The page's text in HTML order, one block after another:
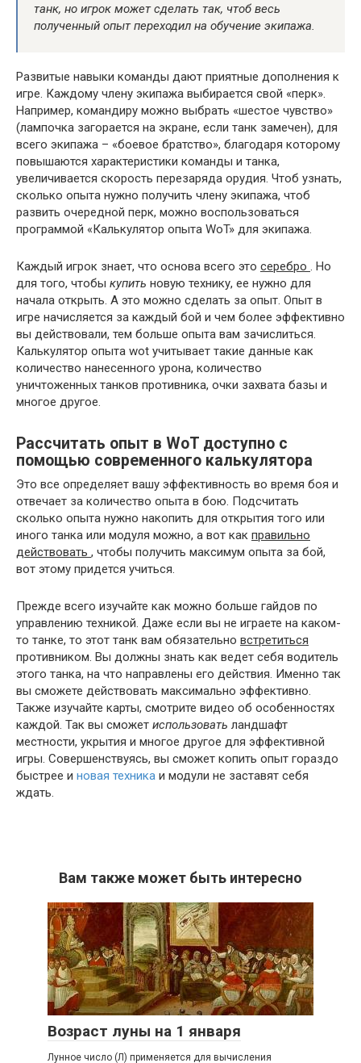
танк, но игрок может сделать так, чтоб весь
полученный опыт переходил на обучение экипажа.
Развитые навыки команды дают приятные дополнения к
игре. Каждому члену экипажа выбирается свой «перк».
Например, командиру можно выбрать «шестое чувство»
(лампочка загорается на экране, если танк замечен), для
всего экипажа – «боевое братство», благодаря которому
повышаются характеристики команды и танка,
увеличивается скорость перезаряда орудия. Чтоб узнать,
сколько опыта нужно получить члену экипажа, чтоб
развить очередной перк, можно воспользоваться
программой «Калькулятор опыта WoT» для экипажа.
Каждый игрок знает, что основа всего это серебро . Но
для того, чтобы купить новую технику, ее нужно для
начала открыть. А это можно сделать за опыт. Опыт в
игре начисляется за каждый бой и чем более эффективно
вы действовали, тем больше опыта вам зачислиться.
Калькулятор опыта wot учитывает такие данные как
количество нанесенного урона, количество
уничтоженных танков противника, очки захвата базы и
многое другое.
Рассчитать опыт в WoT доступно с
помощью современного калькулятора
Это все определяет вашу эффективность во время боя и
отвечает за количество опыта в бою. Подсчитать
сколько опыта нужно накопить для открытия того или
иного танка или модуля можно, а вот как правильно
действовать , чтобы получить максимум опыта за бой,
вот этому придется учиться.
Прежде всего изучайте как можно больше гайдов по
управлению техникой. Даже если вы не играете на каком-
то танке, то этот танк вам обязательно встретиться
противником. Вы должны знать как ведет себя водитель
этого танка, на что направлены его действия. Именно так
вы сможете действовать максимально эффективно.
Также изучайте карты, смотрите видео об особенностях
каждой. Так вы сможет использовать ландшафт
местности, укрытия и многое другое для эффективной
игры. Совершенствуясь, вы сможет копить опыт гораздо
быстрее и новая техника и модули не заставят себя
ждать.
Вам также может быть интересно
Возраст луны на 1 января
Лунное число (Л) применяется для вычисления